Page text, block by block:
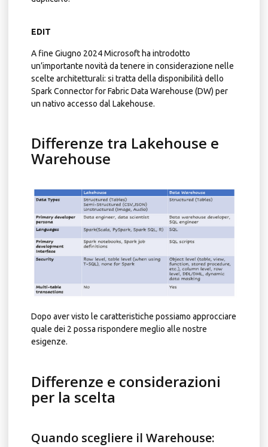
EDIT
A fine Giugno 2024 Microsoft ha introdotto
un’importante novità da tenere in considerazione nelle
scelte architetturali: si tratta della disponibilità dello
Spark Connector for Fabric Data Warehouse (DW) per
un nativo accesso dal Lakehouse.
Differenze tra Lakehouse e
Warehouse
Dopo aver visto le caratteristiche possiamo approcciare
quale dei 2 possa rispondere meglio alle nostre
esigenze.
Differenze e considerazioni
per la scelta
Quando scegliere il Warehouse: